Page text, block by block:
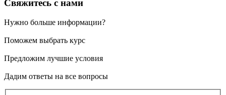
Свяжитесь с нами
Нужно больше информации?
Поможем выбрать курс
Предложим лучшие условия
Дадим ответы на все вопросы